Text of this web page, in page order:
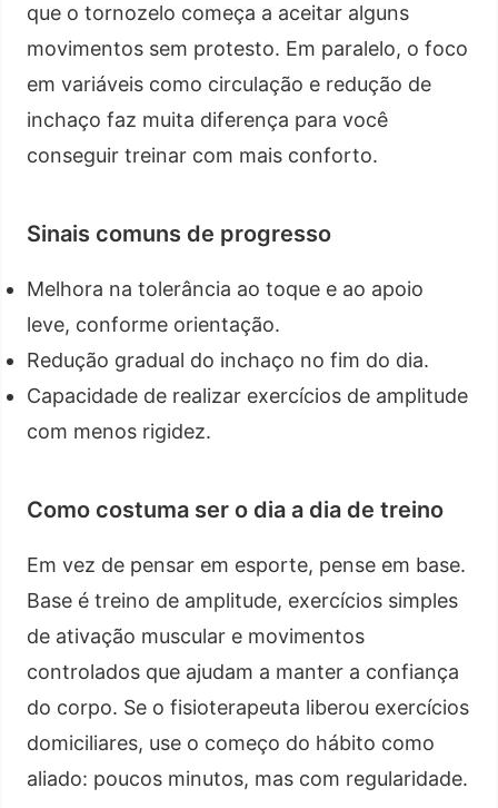
que o tornozelo começa a aceitar alguns
movimentos sem protesto. Em paralelo, o foco
em variáveis como circulação e redução de
inchaço faz muita diferença para você
conseguir treinar com mais conforto.
Sinais comuns de progresso
Melhora na tolerância ao toque e ao apoio
leve, conforme orientação.
Redução gradual do inchaço no fim do dia.
Capacidade de realizar exercícios de amplitude
com menos rigidez.
Como costuma ser o dia a dia de treino
Em vez de pensar em esporte, pense em base.
Base é treino de amplitude, exercícios simples
de ativação muscular e movimentos
controlados que ajudam a manter a confiança
do corpo. Se o fisioterapeuta liberou exercícios
domiciliares, use o começo do hábito como
aliado: poucos minutos, mas com regularidade.